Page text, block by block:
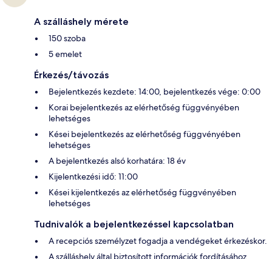
A szálláshely mérete
150 szoba
5 emelet
Érkezés/távozás
Bejelentkezés kezdete: 14:00, bejelentkezés vége: 0:00
Korai bejelentkezés az elérhetőség függvényében
lehetséges
Kései bejelentkezés az elérhetőség függvényében
lehetséges
A bejelentkezés alsó korhatára: 18 év
Kijelentkezési idő: 11:00
Kései kijelentkezés az elérhetőség függvényében
lehetséges
Tudnivalók a bejelentkezéssel kapcsolatban
A recepciós személyzet fogadja a vendégeket érkezéskor.
A szálláshely által biztosított információk fordításához